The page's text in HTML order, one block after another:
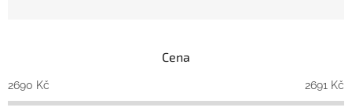
o
d
Cena
2690 Kč 2691 Kč